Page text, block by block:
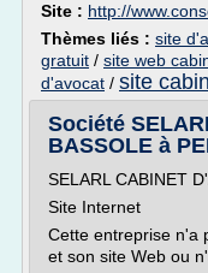
Site : http://
Thèmes liés : site
gratuit / site web
d'avocat / site
Société
BASSOLE à
SELARL CABINET
Site Internet
Cette entreprise n'a
et son site Web ou